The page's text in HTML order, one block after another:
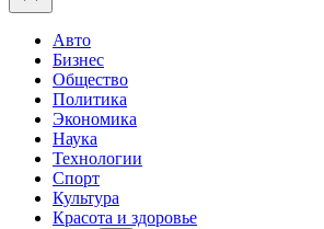
Авто
Бизнес
Общество
Политика
Экономика
Наука
Технологии
Спорт
Культура
Красота и здоровье